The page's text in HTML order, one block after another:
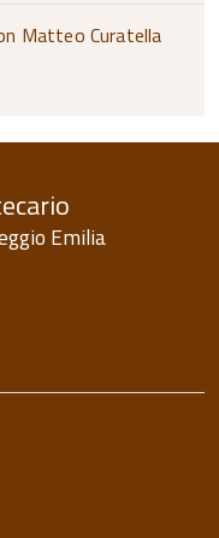
Matteo Curatella
Emilia